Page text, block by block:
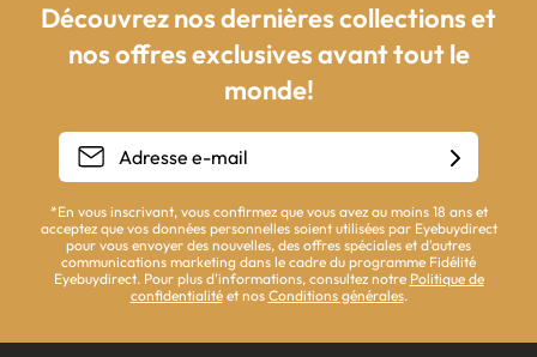
Découvrez nos dernières collections et
nos offres exclusives avant tout le
monde!
*En vous inscrivant, vous confirmez que vous avez au moins 18 ans et
acceptez que vos données personnelles soient utilisées par Eyebuydirect
pour vous envoyer des nouvelles, des offres spéciales et d'autres
communications marketing dans le cadre du programme Fidélité
Eyebuydirect. Pour plus d'informations, consultez notre Politique de
confidentialitéet nos Conditions générales.